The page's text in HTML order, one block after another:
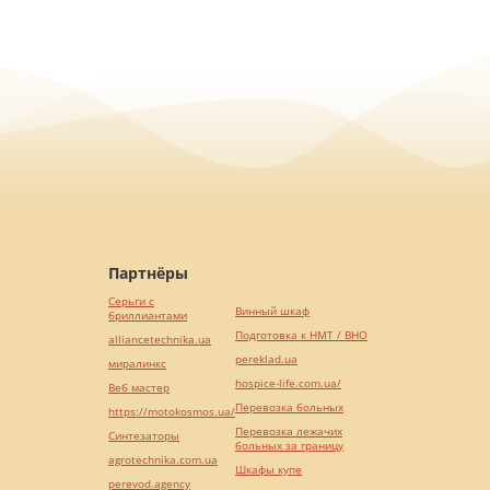
Партнёры
Серьги с
бриллиантами
alliancetechnika.ua
миралинкс
Веб мастер
https://motokosmos.ua/
Синтезаторы
agrotechnika.com.ua
perevod.agency
Винный шкаф
Подготовка к НМТ / ВНО
pereklad.ua
hospice-life.com.ua/
Перевозка больных
Перевозка лежачих
больных за границу
Шкафы купе